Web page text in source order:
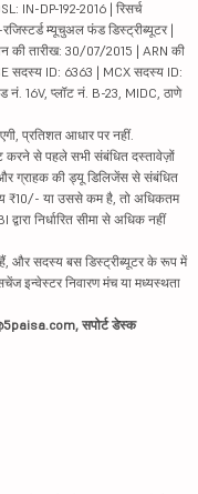
IN-DP-192-2016 | रिसर्च
म्यूचुअल फंड डिस्ट्रीब्यूटर |
की तारीख: 30/07/2015 | ARN की
सदस्य ID: 6363 | MCX सदस्य ID:
नं. 16V, प्लॉट नं. B-23, MIDC, ठाणे
प्रतिशत आधार पर नहीं.
करने से पहले सभी संबंधित दस्तावेज़ों
ग्राहक की ड्यू डिलिजेंस से संबंधित
₹10/- या उससे कम है, तो अधिकतम
निर्धारित सीमा से अधिक नहीं
और सदस्य बस डिस्ट्रीब्यूटर के रूप में
इन्वेस्टर निवारण मंच या मध्यस्थता
सपोर्ट डेस्क